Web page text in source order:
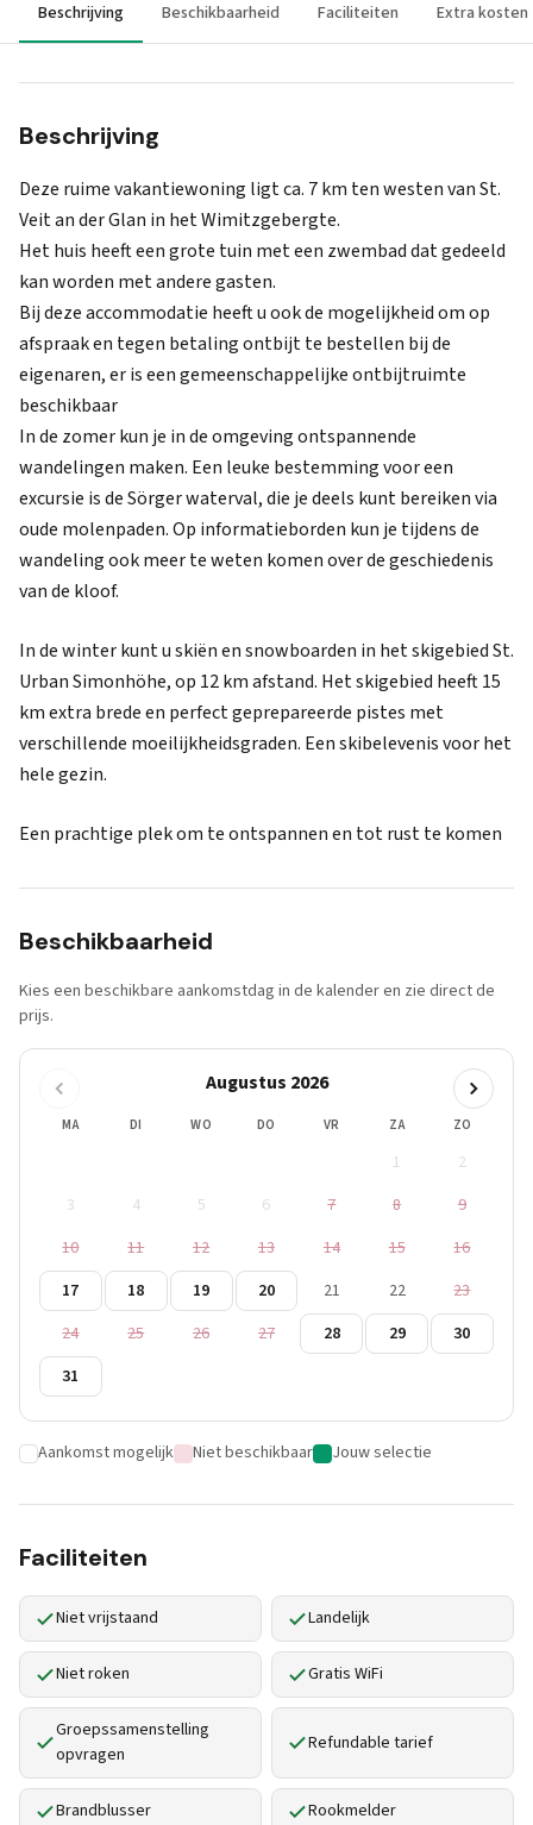
Beschrijving Beschikbaarheid Faciliteiten Extra kosten
Beschrijving
Deze ruime vakantiewoning ligt ca. 7 km ten westen van St.
Veit an der Glan in het Wimitzgebergte.
Het huis heeft een grote tuin met een zwembad dat gedeeld
kan worden met andere gasten.
Bij deze accommodatie heeft u ook de mogelijkheid om op
afspraak en tegen betaling ontbijt te bestellen bij de
eigenaren, er is een gemeenschappelijke ontbijtruimte
beschikbaar
In de zomer kun je in de omgeving ontspannende
wandelingen maken. Een leuke bestemming voor een
excursie is de Sörger waterval, die je deels kunt bereiken via
oude molenpaden. Op informatieborden kun je tijdens de
wandeling ook meer te weten komen over de geschiedenis
van de kloof.
In de winter kunt u skiën en snowboarden in het skigebied St.
Urban Simonhöhe, op 12 km afstand. Het skigebied heeft 15
km extra brede en perfect geprepareerde pistes met
verschillende moeilijkheidsgraden. Een skibelevenis voor het
hele gezin.
Een prachtige plek om te ontspannen en tot rust te komen
Beschikbaarheid
Kies een beschikbare aankomstdag in de kalender en zie direct de
prijs.
Augustus 2026
MA DI WO DO VR ZA ZO
1
2
3
4 5 6 7 8
9
10
11 12 13 14 15
16
17
18 19 20 21 22
23
24
25 26 27 28 29
30
31
Aankomst mogelijk Niet beschikbaar Jouw selectie
Faciliteiten
Niet vrijstaand Landelijk
Niet roken Gratis WiFi
Groepssamenstelling
opvragen
Refundable tarief
Brandblusser Rookmelder